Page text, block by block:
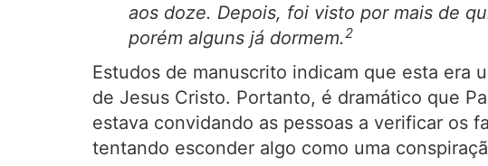
aos doze. Depois, foi visto por mais de
porém alguns já dormem.2
Estudos de manuscrito indicam que esta era
de Jesus Cristo. Portanto, é dramático que
estava convidando as pessoas a verificar os
tentando esconder algo como uma